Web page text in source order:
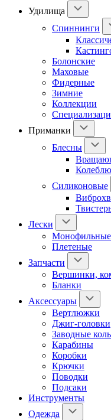
Удилища
Спиннинги
Болонские
Маховые
Фидерные
Зимние
Коллекции
Приманки
Блесны
Силиконовые
Лески
Монофильные
Плетеные
Запчасти
Вершинки,
Бланки
Аксессуары
Вертлюжки
Джиг-головки
Заводные
Карабины
Коробки
Крючки
Поводки
Подсаки
Инструменты
Одежда